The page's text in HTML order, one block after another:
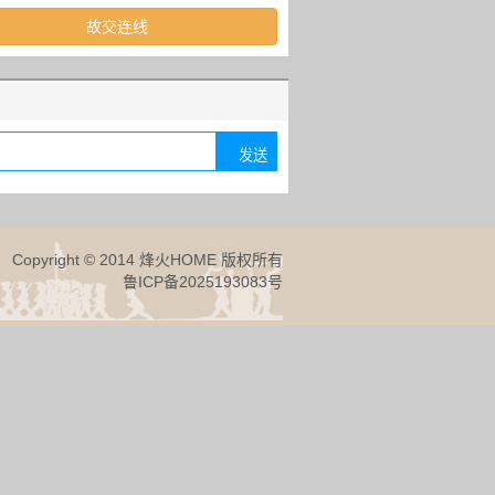
故交连线
Copyright © 2014 烽火HOME 版权所有
鲁ICP备2025193083号